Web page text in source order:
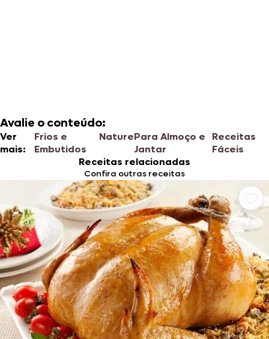
Avalie o conteúdo:
Ver
mais:
Frios e
Embutidos
NaturePara Almoço e
Jantar
Receitas
Fáceis
Receitas relacionadas
Confira outras receitas